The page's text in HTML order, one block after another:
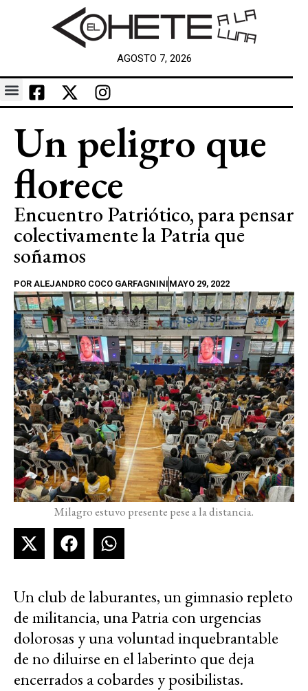
AGOSTO 7, 2026
Un peligro que
florece
Encuentro Patriótico, para pensar
colectivamente la Patria que
soñamos
POR ALEJANDRO COCO GARFAGNINI MAYO 29, 2022
Milagro estuvo presente pese a la distancia.
Un club de laburantes, un gimnasio repleto
de militancia, una Patria con urgencias
dolorosas y una voluntad inquebrantable
de no diluirse en el laberinto que deja
encerrados a cobardes y posibilistas.